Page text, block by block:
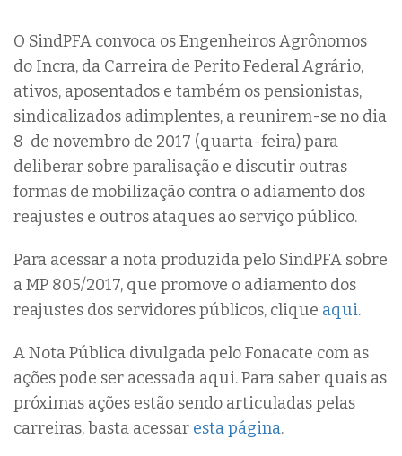
O SindPFA convoca os Engenheiros Agrônomos
do Incra, da Carreira de Perito Federal Agrário,
ativos, aposentados e também os pensionistas,
sindicalizados adimplentes, a reunirem-se no dia
8 de novembro de 2017 (quarta-feira) para
deliberar sobre paralisação e discutir outras
formas de mobilização contra o adiamento dos
reajustes e outros ataques ao serviço público.
Para acessar a nota produzida pelo SindPFA sobre
a MP 805/2017, que promove o adiamento dos
reajustes dos servidores públicos, clique aqui.
A Nota Pública divulgada pelo Fonacate com as
ações pode ser acessada aqui. Para saber quais as
próximas ações estão sendo articuladas pelas
carreiras, basta acessar esta página.